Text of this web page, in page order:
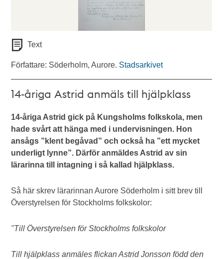
Text
Författare: Söderholm, Aurore. Stadsarkivet
14-åriga Astrid anmäls till hjälpklass
14-åriga Astrid gick på Kungsholms folkskola, men
hade svårt att hänga med i undervisningen. Hon
ansågs ”klent begåvad” och också ha ”ett mycket
underligt lynne”. Därför anmäldes Astrid av sin
lärarinna till intagning i så kallad hjälpklass.
Så här skrev lärarinnan Aurore Söderholm i sitt brev till
Överstyrelsen för Stockholms folkskolor:
"Till Överstyrelsen för Stockholms folkskolor
Till hjälpklass anmäles flickan Astrid Jonsson född den